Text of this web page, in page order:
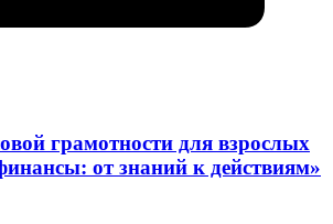
грамотности для взрослых
от знаний к действиям»